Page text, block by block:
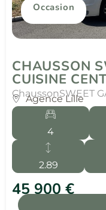
Occasion
CHAUSSON
CUISINE
ChaussonSWEET
Agence Lille
4
2.89
45 900 €